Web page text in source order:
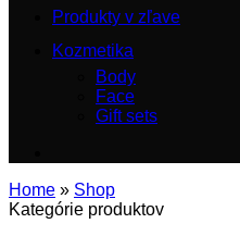
Produkty v zľave
Kozmetika
Body
Face
Gift sets
Home » Shop
Kategórie produktov